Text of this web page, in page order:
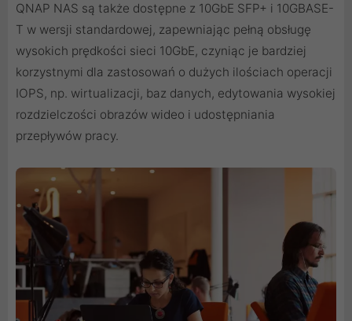
QNAP NAS są także dostępne z 10GbE SFP+ i 10GBASE-
T w wersji standardowej, zapewniając pełną obsługę
wysokich prędkości sieci 10GbE, czyniąc je bardziej
korzystnymi dla zastosowań o dużych ilościach operacji
IOPS, np. wirtualizacji, baz danych, edytowania wysokiej
rozdzielczości obrazów wideo i udostępniania
przepływów pracy.